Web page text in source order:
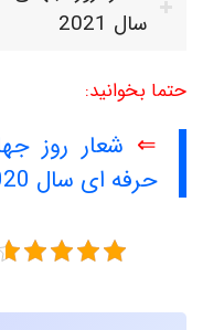
سال 2021
حتما بخوانید:
⇐ شعار روز
حرفه ای سال 2020